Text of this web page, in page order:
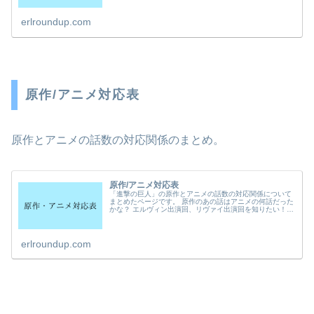
erlroundup.com
原作/アニメ対応表
原作とアニメの話数の対応関係のまとめ。
原作/アニメ対応表
「進撃の巨人」の原作とアニメの話数の対応関係について
まとめたページです。 原作のあの話はアニメの何話だった
かな？ エルヴィン出演回、リヴァイ出演回を知りたい！
erlroundup.com